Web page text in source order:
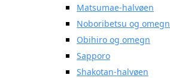
Matsumae-halvøen
Noboribetsu og omegn
Obihiro og omegn
Sapporo
Shakotan-halvøen